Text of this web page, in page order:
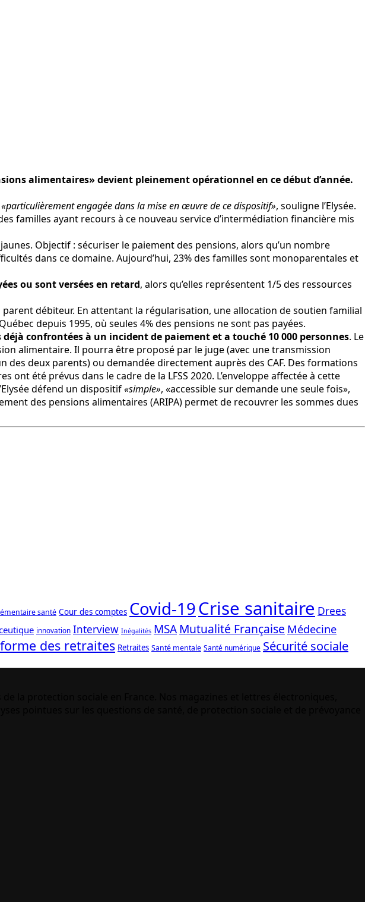
alimentaires» devient pleinement opérationnel en ce début d’année.
«particulièrement engagée dans la mise en œuvre de ce dispositif», souligne l’Elysée.
familles ayant recours à ce nouveau service d’intermédiation financière mis
Objectif : sécuriser le paiement des pensions, alors qu’un nombre
dans ce domaine. Aujourd’hui, 23% des familles sont monoparentales et
ou sont versées en retard, alors qu’elles représentent 1/5 des ressources
débiteur. En attentant la régularisation, une allocation de soutien familial
depuis 1995, où seules 4% des pensions ne sont pas payées.
déjà confrontéesà un incident de paiement et a touché 10 000 personnes. Le
alimentaire. Il pourra être proposé par le juge (avec une transmission
des deux parents) ou demandée directement auprès des CAF. Des formations
été prévus dans le cadre de la LFSS 2020. L’enveloppe affectée à cette
défend un dispositif«simple», «accessible sur demande une seule fois»,
des pensions alimentaires (ARIPA) permet de recouvrer les sommes dues
santé Cour des comptes Covid-19Crise sanitaire Drees
innovation Interview Inégalités MSAMutualité Française Médecine
des retraites Retraites Santé mentale Santé numérique Sécurité sociale